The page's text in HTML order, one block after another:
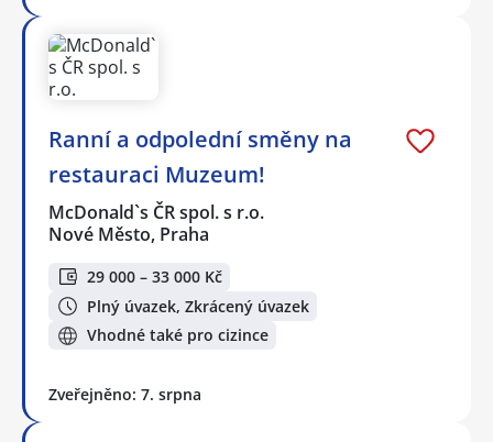
Ranní a odpolední směny na
restauraci Muzeum!
McDonald`s ČR spol. s r.o.
Nové Město, Praha
29 000 – 33 000 Kč
Plný úvazek, Zkrácený úvazek
Vhodné také pro cizince
Zveřejněno: 7. srpna